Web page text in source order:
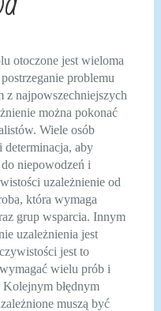
otoczone jest wieloma
problemu
z najpowszechniejszych
można pokonać
Wiele osób
aby
niepowodzeń i
uzależnienie od
która wymaga
grup wsparcia. Innym
uzależnienia jest
jest to
wielu prób i
błędnym
muszą być